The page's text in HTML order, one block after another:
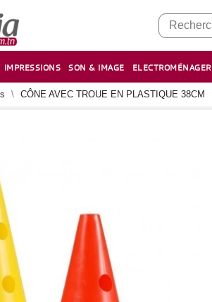
IMPRESSIONS SON & IMAGE ELECTROMÉNAGER
CÔNE AVEC TROUE EN PLASTIQUE 38CM